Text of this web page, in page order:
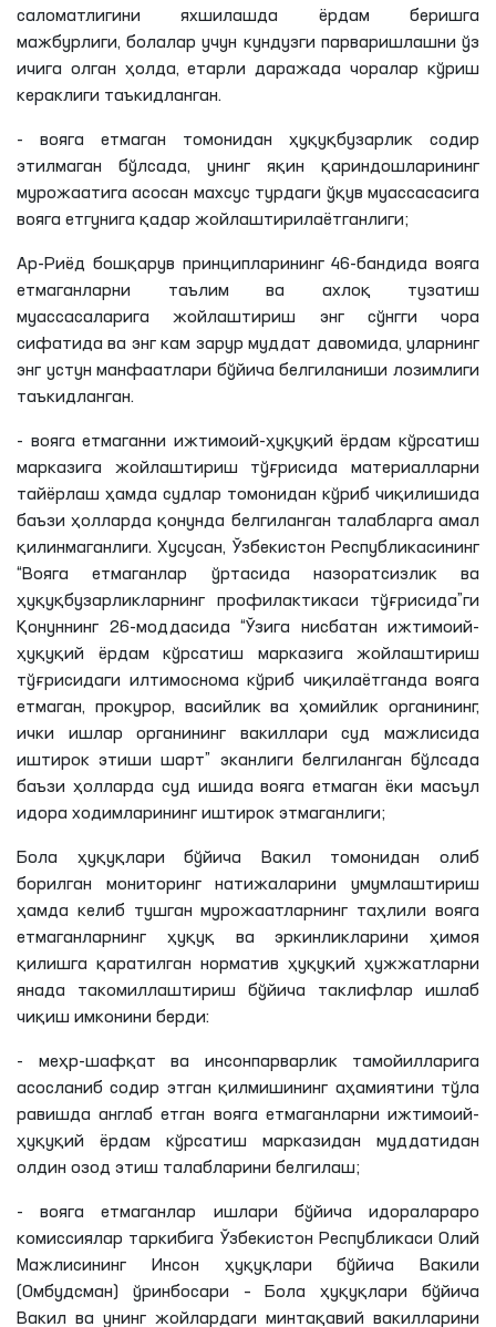
саломатлигини яхшилашда ёрдам беришга
мажбурлиги, болалар учун кундузги парваришлашни ўз
ичига олган ҳолда, етарли даражада чоралар кўриш
кераклиги таъкидланган.
- вояга етмаган томонидан ҳуқуқбузарлик содир
этилмаган бўлсада, унинг яқин қариндошларининг
мурожаатига асосан махсус турдаги ўқув муассасасига
вояга етгунига қадар жойлаштирилаётганлиги;
Ар-Риёд бошқарув принципларининг 46-бандида вояга
етмаганларни таълим ва ахлоқ тузатиш
муассасаларига жойлаштириш энг сўнгги чора
сифатида ва энг кам зарур муддат давомида, уларнинг
энг устун манфаатлари бўйича белгиланиши лозимлиги
таъкидланган.
- вояга етмаганни ижтимоий-ҳуқуқий ёрдам кўрсатиш
марказига жойлаштириш тўғрисида материалларни
тайёрлаш ҳамда судлар томонидан кўриб чиқилишида
баъзи ҳолларда қонунда белгиланган талабларга амал
қилинмаганлиги. Хусусан, Ўзбекистон Республикасининг
“Вояга етмаганлар ўртасида назоратсизлик ва
ҳуқуқбузарликларнинг профилактикаси тўғрисида”ги
Қонуннинг 26-моддасида “Ўзига нисбатан ижтимоий-
ҳуқуқий ёрдам кўрсатиш марказига жойлаштириш
тўғрисидаги илтимоснома кўриб чиқилаётганда вояга
етмаган, прокурор, васийлик ва ҳомийлик органининг,
ички ишлар органининг вакиллари суд мажлисида
иштирок этиши шарт” эканлиги белгиланган бўлсада
баъзи ҳолларда суд ишида вояга етмаган ёки масъул
идора ходимларининг иштирок этмаганлиги;
Бола ҳуқуқлари бўйича Вакил томонидан олиб
борилган мониторинг натижаларини умумлаштириш
ҳамда келиб тушган мурожаатларнинг таҳлили вояга
етмаганларнинг ҳуқуқ ва эркинликларини ҳимоя
қилишга қаратилган норматив ҳуқуқий ҳужжатларни
янада такомиллаштириш бўйича таклифлар ишлаб
чиқиш имконини берди:
- меҳр-шафқат ва инсонпарварлик тамойилларига
асосланиб содир этган қилмишининг аҳамиятини тўла
равишда англаб етган вояга етмаганларни ижтимоий-
ҳуқуқий ёрдам кўрсатиш марказидан муддатидан
олдин озод этиш талабларини белгилаш;
- вояга етмаганлар ишлари бўйича идоралараро
комиссиялар таркибига Ўзбекистон Республикаси Олий
Мажлисининг Инсон ҳуқуқлари бўйича Вакили
(Омбудсман) ўринбосари – Бола ҳуқуқлари бўйича
Вакил ва унинг жойлардаги минтақавий вакилларини